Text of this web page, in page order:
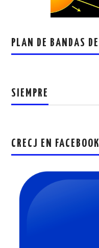
PLAN DE BANDAS
SIEMPRE
CRECJ EN FACEBOOK